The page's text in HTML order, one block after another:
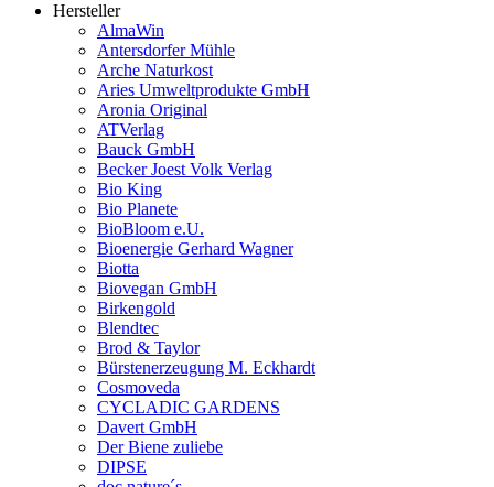
Hersteller
AlmaWin
Antersdorfer Mühle
Arche Naturkost
Aries Umweltprodukte GmbH
Aronia Original
ATVerlag
Bauck GmbH
Becker Joest Volk Verlag
Bio King
Bio Planete
BioBloom e.U.
Bioenergie Gerhard Wagner
Biotta
Biovegan GmbH
Birkengold
Blendtec
Brod & Taylor
Bürstenerzeugung M. Eckhardt
Cosmoveda
CYCLADIC GARDENS
Davert GmbH
Der Biene zuliebe
DIPSE